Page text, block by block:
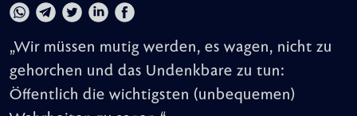
„Wir müssen mutig werden, es wagen, nicht zu
gehorchen und das Undenkbare zu tun:
Öffentlich die wichtigsten (unbequemen)